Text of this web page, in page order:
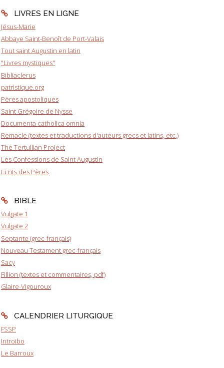
LIVRES EN LIGNE
Jésus-Marie
Abbaye Saint-Benoît de Port-Valais
Tout saint Augustin en latin
"Livres mystiques"
Bibliaclerus
patristique.org
Pères apostoliques
Saint Grégoire de Nysse
Documenta catholica omnia
Remacle (textes et traductions d'auteurs grecs et latins, etc.)
The Tertullian Project
Les Confessions de Saint Augustin
Ecrits des Pères
BIBLE
Vulgate 1
Vulgate 2
Septante (grec-français)
Nouveau Testament grec-français
Sacy
Fillion (textes et commentaires, pdf)
Glaire-Vigouroux
CALENDRIER LITURGIQUE
FSSP
Introibo
Le Barroux